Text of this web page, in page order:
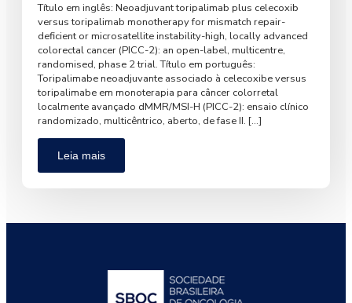
Título em inglês: Neoadjuvant toripalimab plus celecoxib
versus toripalimab monotherapy for mismatch repair-
deficient or microsatellite instability-high, locally advanced
colorectal cancer (PICC-2): an open-label, multicentre,
randomised, phase 2 trial. Título em português:
Toripalimabe neoadjuvante associado à celecoxibe versus
toripalimabe em monoterapia para câncer colorretal
localmente avançado dMMR/MSI-H (PICC-2): ensaio clínico
randomizado, multicêntrico, aberto, de fase II. […]
Leia mais